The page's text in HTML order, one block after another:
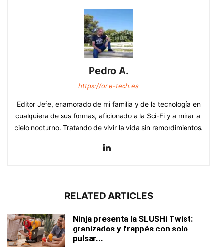
Pedro A.
https://one-tech.es
Editor Jefe, enamorado de mi familia y de la tecnología en
cualquiera de sus formas, aficionado a la Sci-Fi y a mirar al
cielo nocturno. Tratando de vivir la vida sin remordimientos.
RELATED ARTICLES
Ninja presenta la SLUSHi Twist:
granizados y frappés con solo
pulsar...